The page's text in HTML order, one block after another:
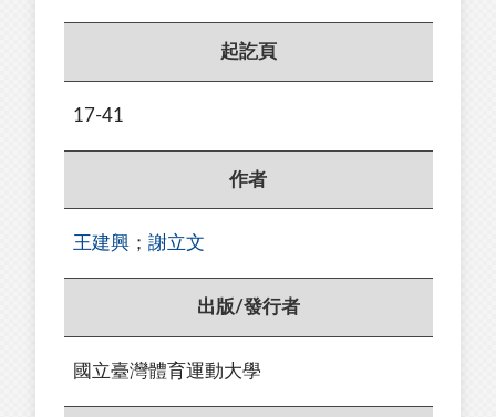
起訖頁
17-41
作者
王建興 ； 謝立文
出版/發行者
國立臺灣體育運動大學